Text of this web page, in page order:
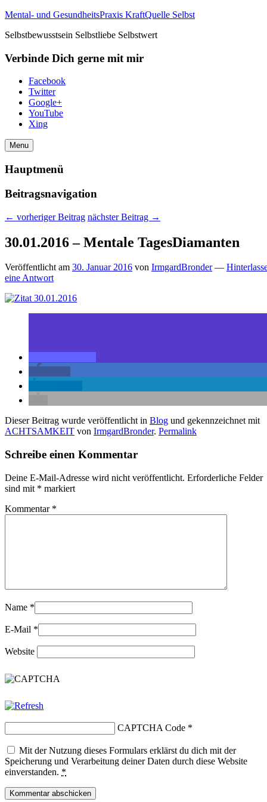
Mental- und GesundheitsPraxis KraftQuelle Selbst
Selbstbewusstsein Selbstliebe Selbstwert
Verbinde Dich gerne mit mir
Facebook
Twitter
Google+
YouTube
Xing
Menu
Hauptmenü
Beitragsnavigation
← vorheriger Beitrag nächster Beitrag →
30.01.2016 – Mentale TagesDiamanten
Veröffentlicht am 30. Januar 2016 von IrmgardBronder —
eine Antwort
Dieser Beitrag wurde veröffentlicht in Blog und gekennzeichnet mit
ACHTSAMKEIT von IrmgardBronder. Permalink
Schreibe einen Kommentar
Deine E-Mail-Adresse wird nicht veröffentlicht. Erforderliche Felder
sind mit * markiert
Kommentar *
Name *
E-Mail *
Website
CAPTCHA Code *
Mit der Nutzung dieses Formulars erklärst du dich mit der
Speicherung und Verarbeitung deiner Daten durch diese Website
einverstanden. *